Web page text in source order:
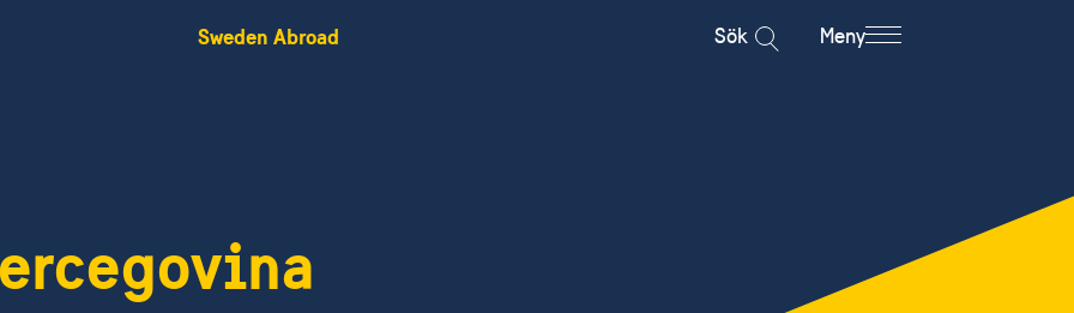
Sweden Abroad Sök Meny